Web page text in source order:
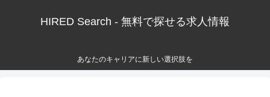
HIRED Search - 無料で探せる求人情報
あなたのキャリアに新しい選択肢を